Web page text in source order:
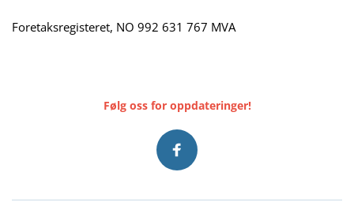
Foretaksregisteret, NO 992 631 767 MVA
Følg oss for oppdateringer!